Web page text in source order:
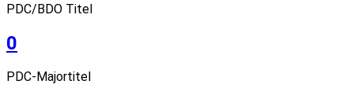
PDC/BDO Titel
0
PDC-Majortitel